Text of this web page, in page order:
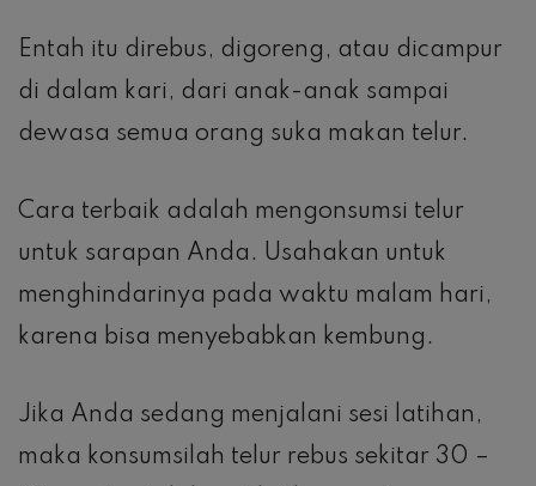
Entah itu direbus, digoreng, atau dicampur
di dalam kari, dari anak-anak sampai
dewasa semua orang suka makan telur.
Cara terbaik adalah mengonsumsi telur
untuk sarapan Anda. Usahakan untuk
menghindarinya pada waktu malam hari,
karena bisa menyebabkan kembung.
Jika Anda sedang menjalani sesi latihan,
maka konsumsilah telur rebus sekitar 30 –